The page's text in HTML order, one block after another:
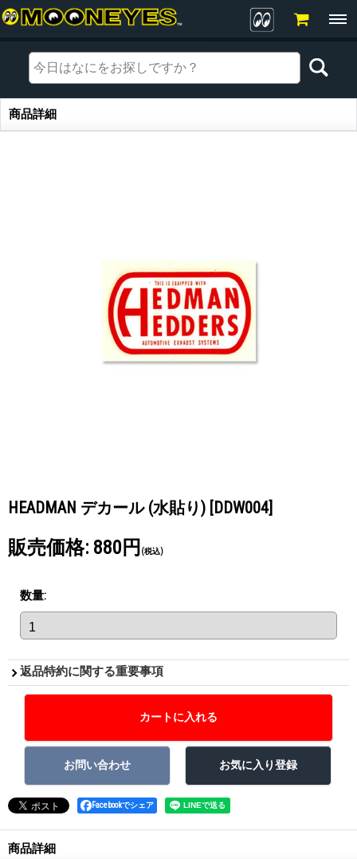
商品詳細
商品詳細
HEADMAN デカール (水貼り) [DDW004]
販売価格: 880円 (税込)
数量:
返品特約に関する重要事項
Facebookでシェア
商品詳細